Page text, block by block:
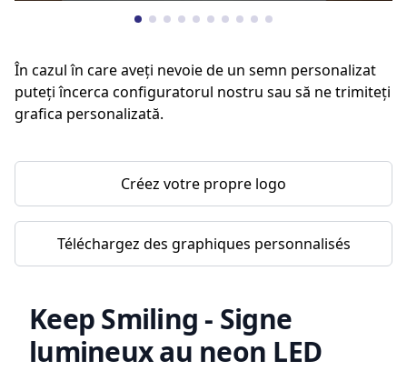
În cazul în care aveți nevoie de un semn personalizat
puteți încerca configuratorul nostru sau să ne trimiteți
grafica personalizată.
Créez votre propre logo
Téléchargez des graphiques personnalisés
Keep Smiling - Signe
lumineux au neon LED